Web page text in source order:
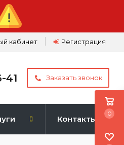
Регистрация
кабинет
41 Заказать звонок
Контакты
0